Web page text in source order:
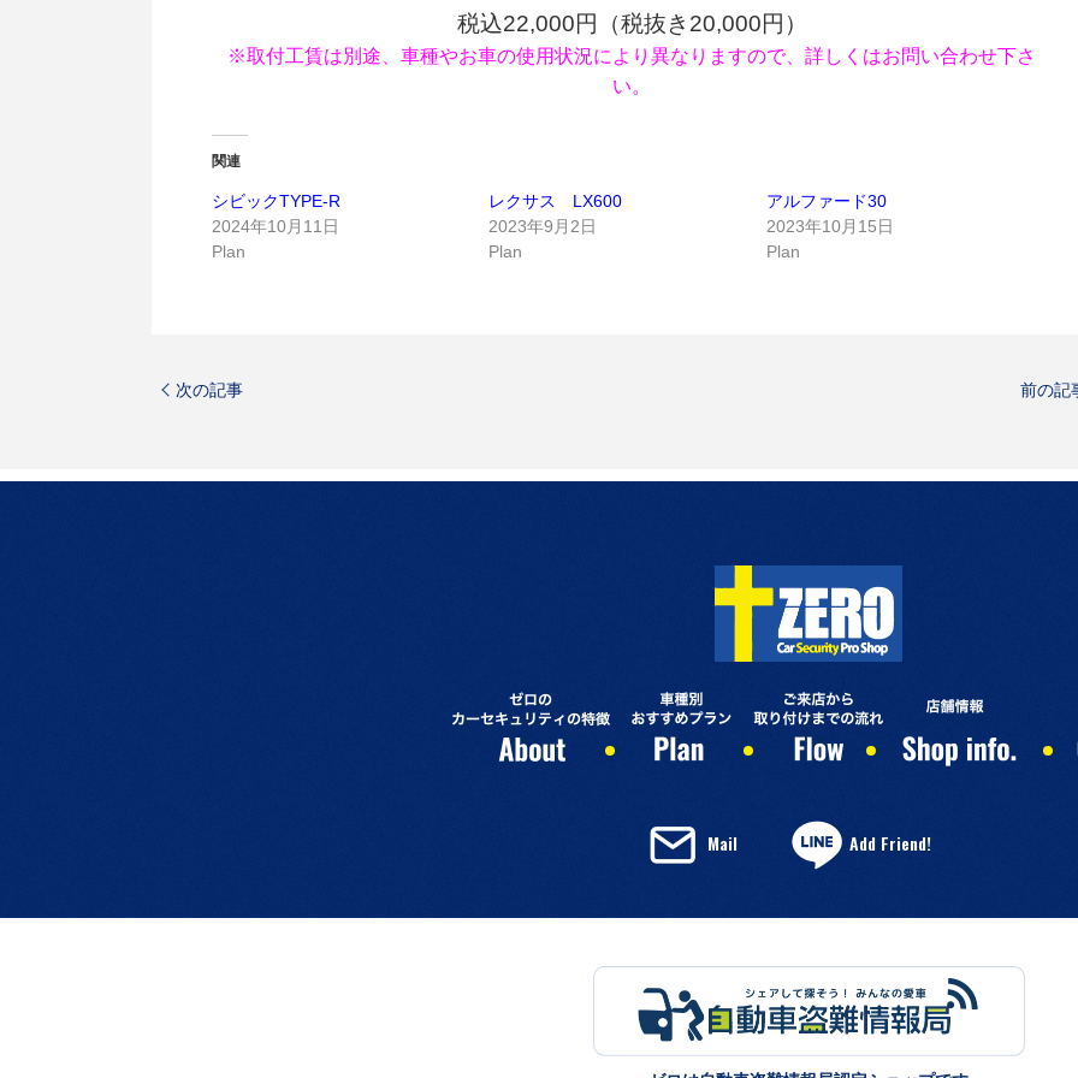
税込22,000円（税抜き20,000円）
※取付工賃は別途、車種やお車の使用状況により異なりますので、詳しくはお問い合わせ下さ
い。
関連
シビックTYPE-R
2024年10月11日
Plan
レクサス LX600
2023年9月2日
Plan
アルファード30
2023年10月15日
Plan
次の記事 前の記
Mail Add Friend!